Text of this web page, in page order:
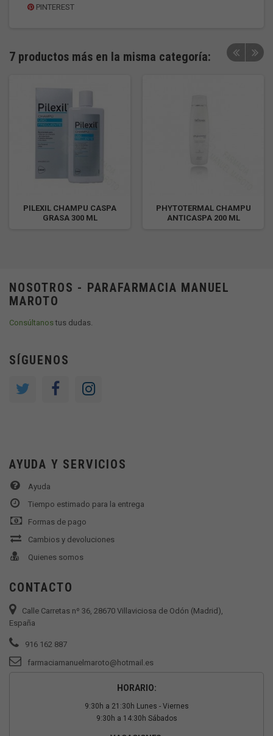
PINTEREST
7 productos más en la misma categoría:
PILEXIL CHAMPU CASPA
GRASA 300 ML
PHYTOTERMAL CHAMPU
ANTICASPA 200 ML
NOSOTROS - PARAFARMACIA MANUEL
MAROTO
Consúltanostus dudas.
SÍGUENOS
AYUDA Y SERVICIOS
Ayuda
Tiempo estimado para la entrega
Formas de pago
Cambios y devoluciones
Quienes somos
CONTACTO
Calle Carretas nº 36, 28670 Villaviciosa de Odón (Madrid),
España
916 162 887
farmaciamanuelmaroto@hotmail.es
HORARIO:
9:30h a 21:30h Lunes - Viernes
9:30h a 14:30h Sábados